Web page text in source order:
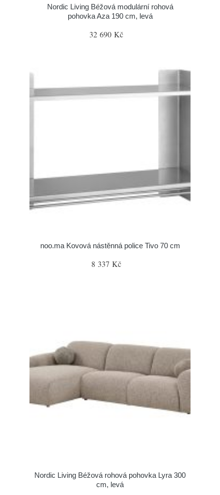
Nordic Living Béžová modulární rohová
pohovka Aza 190 cm, levá
32 690 Kč
noo.ma Kovová nástěnná police Tivo 70 cm
8 337 Kč
Nordic Living Béžová rohová pohovka Lyra 300
cm, levá